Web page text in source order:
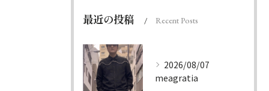
最近の投稿 Recent Posts
2026/08/07
meagratia